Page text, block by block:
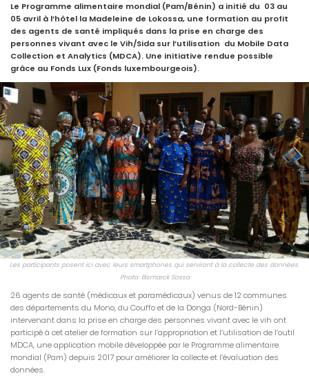
Le Programme alimentaire mondial (Pam/Bénin) a initié du 03 au
05 avril à l’hôtel la Madeleine de Lokossa, une formation au profit
des agents de santé impliqués dans la prise en charge des
personnes vivant avec le Vih/Sida sur l’utilisation du Mobile Data
Collection et Analytics (MDCA). Une initiative rendue possible
grâce au Fonds Lux (Fonds luxembourgeois).
Les participants posent ici avec leurs smartphones qui serviront à la collecte des données.
Photo: Bismarck Sossa
26 agents de santé (médicaux et paramédicaux) venus de 12 communes
des départements du Mono, du Couffo et de la Donga (Nord-Bénin)
intervenant dans la prise en charge des personnes vivant avec le vih ont
participé à cet atelier de formation sur l’appropriation et l’utilisation de l’outil
MDCA, une application mobile développée par le Programme alimentaire
mondial (Pam) depuis 2017 pour améliorer la collecte et l’évaluation des
données.